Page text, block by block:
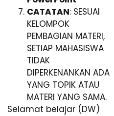
CATATAN: SESUAI
KELOMPOK
PEMBAGIAN MATERI,
SETIAP MAHASISWA
TIDAK
DIPERKENANKAN ADA
YANG TOPIK ATAU
MATERI YANG SAMA.
Selamat belajar (DW)